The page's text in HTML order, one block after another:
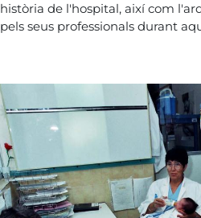
història de l'hospital, així com
pels seus professionals durant